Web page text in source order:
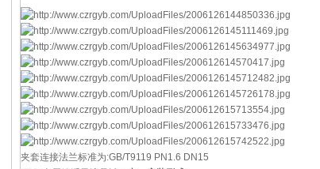
夹套连接法兰标准为:GB/T9119 PN1.6 DN15